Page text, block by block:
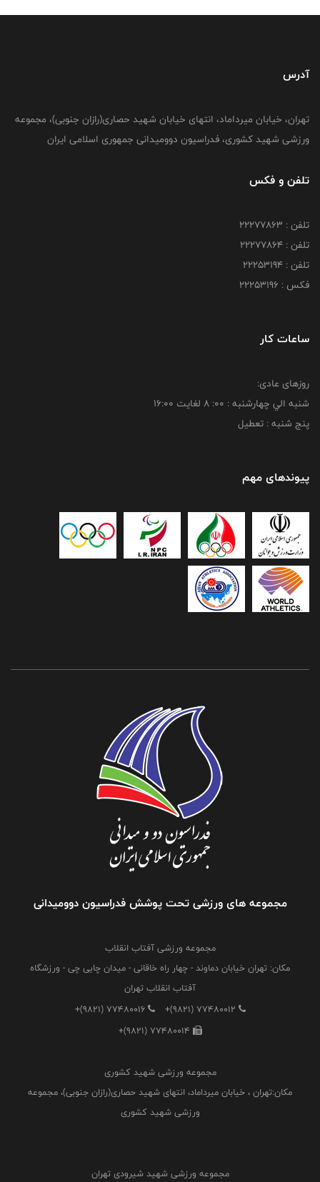
آدرس
تهران، خیابان میرداماد، انتهای خیابان شهید حصاری(رازان جنوبی)، مجموعه
ورزشی شهید کشوری، فدراسیون دوومیدانی جمهوری اسلامی ایران
تلفن و فکس
تلفن : 22277863
تلفن : 22277864
تلفن : 22253194
فکس : 22253196
ساعات کار
روزهای عادی:
شنبه الي چهارشنبه : 00: 8 لغايت 16:00
پنج شنبه : تعطیل
پیوندهای مهم
مجموعه های ورزشی تحت پوشش فدراسیون دوومیدانی
مجموعه ورزشی آفتاب انقلاب
مکان: تهران خیابان دماوند - چهار راه خاقانی - میدان چایی چی - ورزشگاه
آفتاب انقلاب تهران
+(9821) 77480012
+(9821) 77480016
+(9821) 77480014
مجموعه ورزشی شهید کشوری
مکان:تهران ، خیابان میرداماد، انتهای شهید حصاری(رازان جنوبی)، مجموعه
ورزشی شهید کشوری
مجموعه ورزشی شهید شیرودی تهران